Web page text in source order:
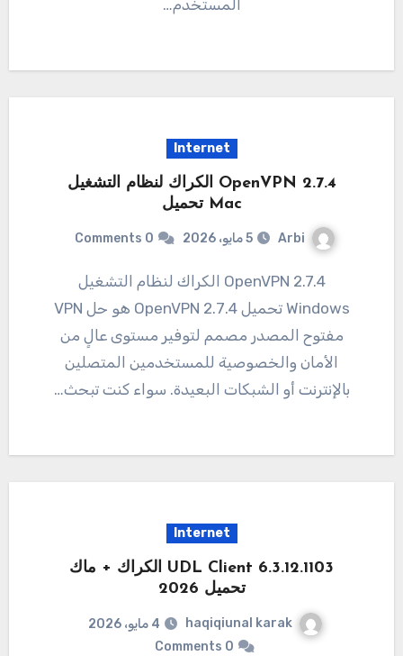
المستخدم…
Internet
OpenVPN 2.7.4 الكراك لنظام التشغيل
Mac تحميل
Arbi 5 مايو، 2026 0 Comments
2.7.4 OpenVPN الكراك لنظام التشغيل
Windows تحميل 2.7.4 OpenVPN هو حل VPN
مفتوح المصدر مصمم لتوفير مستوى عالٍ من
الأمان والخصوصية للمستخدمين المتصلين
بالإنترنت أو الشبكات البعيدة. سواء كنت تبحث…
Internet
UDL Client 6.3.12.1103 الكراك + ماك
تحميل 2026
haqiqiunal karak
4 مايو، 2026
0 Comments